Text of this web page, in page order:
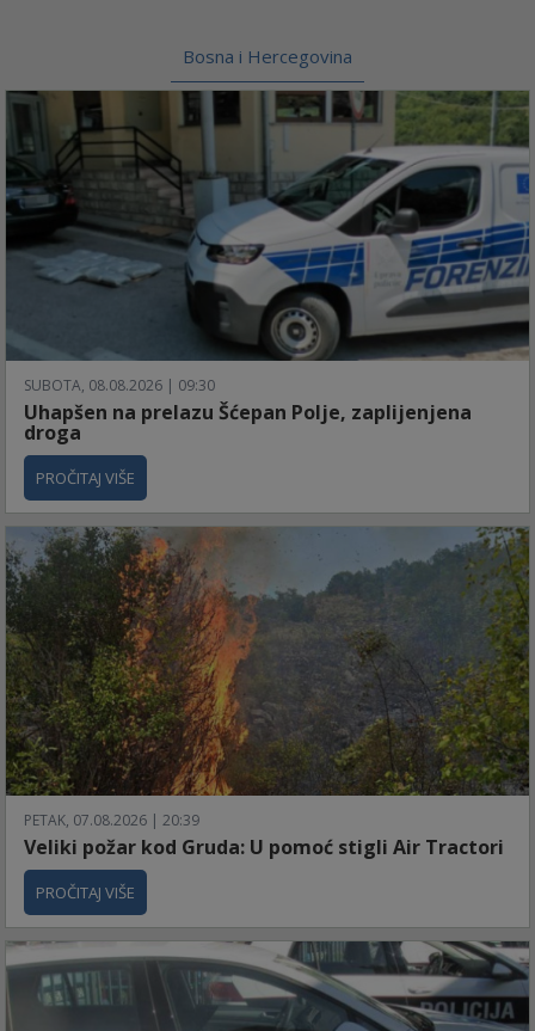
Bosna i Hercegovina
SUBOTA, 08.08.2026 | 09:30
Uhapšen na prelazu Šćepan Polje, zaplijenjena
droga
PROČITAJ VIŠE
PETAK, 07.08.2026 | 20:39
Veliki požar kod Gruda: U pomoć stigli Air Tractori
PROČITAJ VIŠE